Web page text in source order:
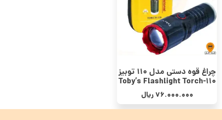
چراغ قوه دستی مدل 110 توبیز
Toby’s Flashlight Torch-110
76.000.000 ریال